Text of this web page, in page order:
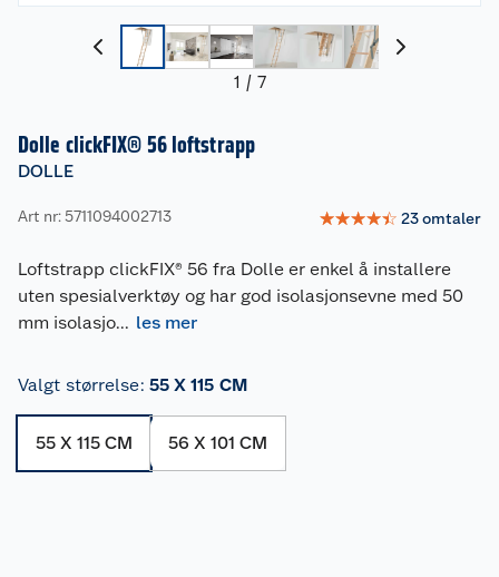
1 / 7
Dolle clickFIX® 56 loftstrapp
DOLLE
Art nr: 5711094002713 ☆☆☆☆☆ 23omtaler
Loftstrapp clickFIX® 56 fra Dolle er enkel å installere
uten spesialverktøy og har god isolasjonsevne med 50
mm isolasjo... les mer
Valgt størrelse: 55 X 115 CM
55 X 115 CM 56 X 101 CM